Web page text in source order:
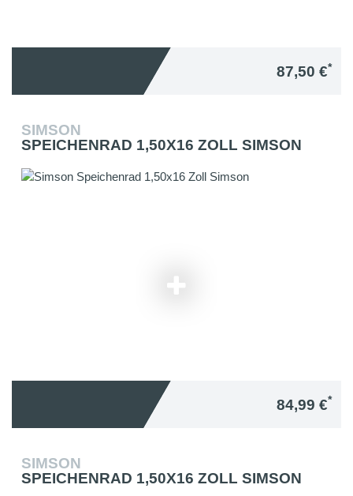
87,50 €*
SIMSON
SPEICHENRAD 1,50X16 ZOLL SIMSON
84,99 €*
SIMSON
SPEICHENRAD 1,50X16 ZOLL SIMSON